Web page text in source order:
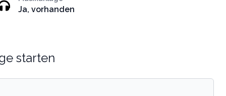
Ja, vorhanden
starten